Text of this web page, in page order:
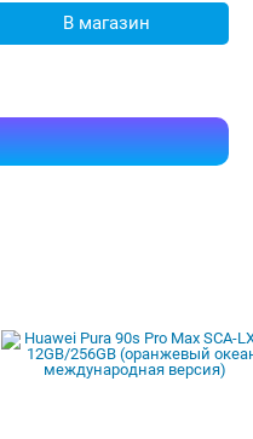
В магазин